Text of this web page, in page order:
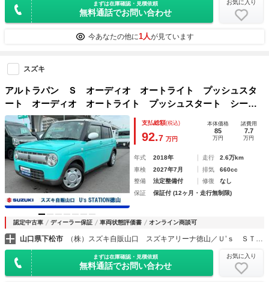
まずは在庫確認・見積依頼
無料通話でお問い合わせ
お気に入り
今あなたの他に1人が見ています
スズキ
アルトラパン Ｓ オーディオ オートライト プッシュスタ
ート オーディオ オートライト プッシュスタート シート
ヒーター スズキセーフティーサポート 衝突被害軽減システ
ム アイドリングストップ 横滑り防止機能 衝突安全ボデ
ィ 盗難防止システム
支払総額(税込)
92.7 万円
本体価格
85
万円
諸費用
7.7
万円
年式 2018年 走行
2.6万km
車検
2027年7月 排気
660cc
整備
法定整備付 修復
なし
保証
保証付 (12ヶ月・走行無制限)
認定中古車 ディーラー保証 車両状態評価書 オンライン商談可
山口県下松市 （株）スズキ自販山口 スズキアリーナ徳山／Ｕ’ｓ ＳＴＡＴＩＯＮ徳山
まずは在庫確認・見積依頼
無料通話でお問い合わせ
お気に入り